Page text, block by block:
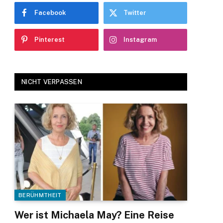
Facebook Twitter
Pinterest Instagram
NICHT VERPASSEN
BERÜHMTHEIT
Wer ist Michaela May? Eine Reise